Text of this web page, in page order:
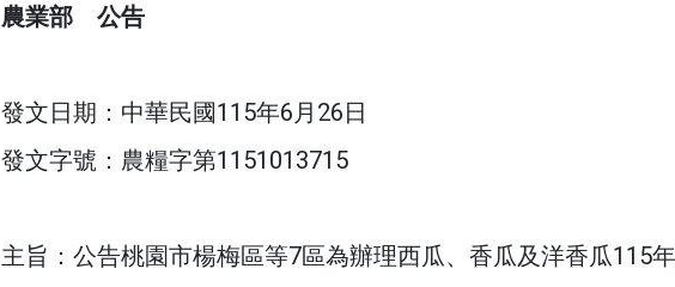
農業部 公告
發文日期：中華民國115年6月26日
發文字號：農糧字第1151013715
主旨：公告桃園市楊梅區等7區為辦理西瓜、香瓜及洋香瓜115